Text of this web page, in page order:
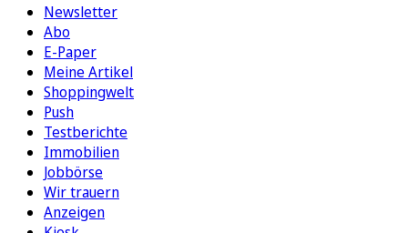
Newsletter
Abo
E-Paper
Meine Artikel
Shoppingwelt
Push
Testberichte
Immobilien
Jobbörse
Wir trauern
Anzeigen